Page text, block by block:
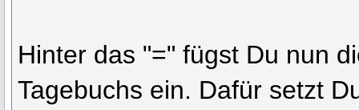
Hinter das "=" fügst Du nun
Tagebuchs ein. Dafür setzt